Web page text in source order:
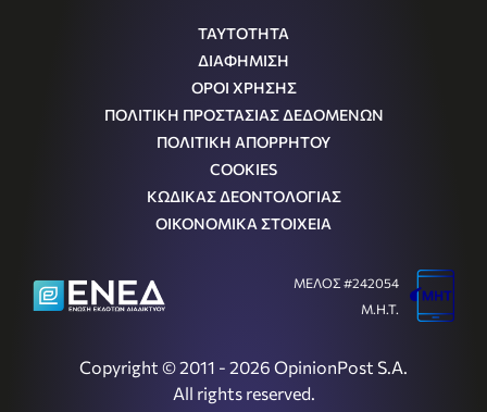
ΤΑΥΤΟΤΗΤΑ
ΔΙΑΦΗΜΙΣΗ
ΟΡΟΙ ΧΡΗΣΗΣ
ΠΟΛΙΤΙΚΗ ΠΡΟΣΤΑΣΙΑΣ ΔΕΔΟΜΕΝΩΝ
ΠΟΛΙΤΙΚΗ ΑΠΟΡΡΗΤΟΥ
COOKIES
ΚΩΔΙΚΑΣ ΔΕΟΝΤΟΛΟΓΙΑΣ
ΟΙΚΟΝΟΜΙΚΑ ΣΤΟΙΧΕΙΑ
Copyright © 2011 - 2026 OpinionPost S.A.
All rights reserved.
ΜΕΛΟΣ #242054
Μ.Η.Τ.